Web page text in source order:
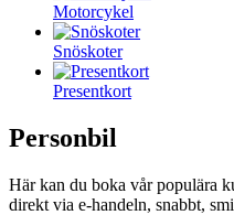
Motorcykel
Snöskoter
Presentkort
Personbil
Här kan du boka vår populära
direkt via e-handeln, snabbt,